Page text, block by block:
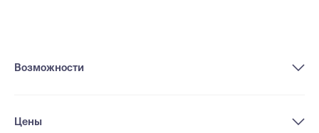
Возможности
Цены